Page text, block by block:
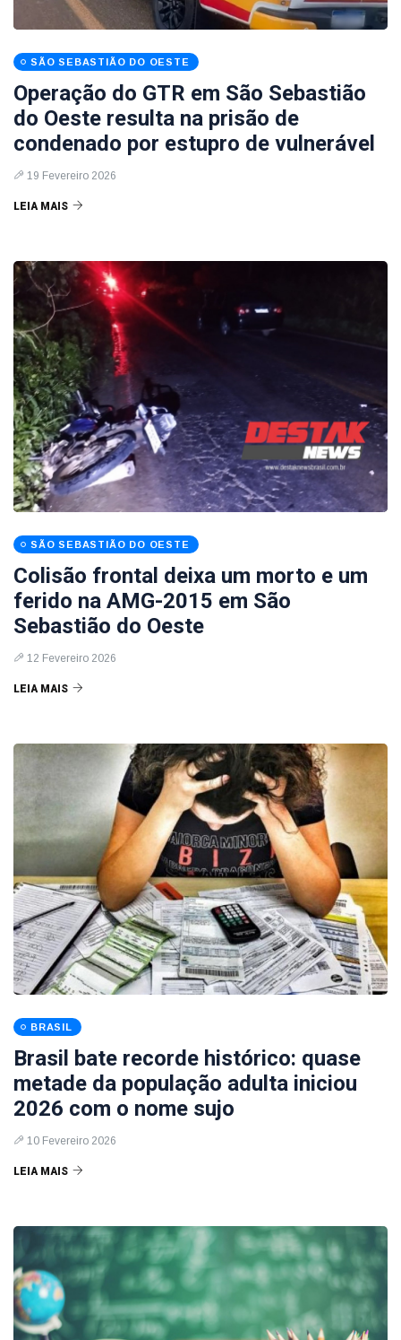
SÃO SEBASTIÃO DO OESTE
Operação do GTR em São Sebastião
do Oeste resulta na prisão de
condenado por estupro de vulnerável
19 Fevereiro 2026
LEIA MAIS
SÃO SEBASTIÃO DO OESTE
Colisão frontal deixa um morto e um
ferido na AMG-2015 em São
Sebastião do Oeste
12 Fevereiro 2026
LEIA MAIS
BRASIL
Brasil bate recorde histórico: quase
metade da população adulta iniciou
2026 com o nome sujo
10 Fevereiro 2026
LEIA MAIS